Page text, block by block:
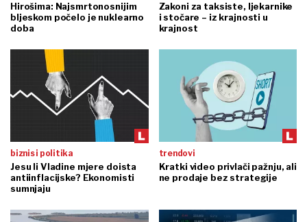
Hirošima: Najsmrtonosnijim
bljeskom počelo je nuklearno
doba
Zakoni za taksiste, ljekarnike
i stočare – iz krajnosti u
krajnost
biznis i politika
Jesu li Vladine mjere doista
antiinflacijske? Ekonomisti
sumnjaju
trendovi
Kratki video privlači pažnju, ali
ne prodaje bez strategije